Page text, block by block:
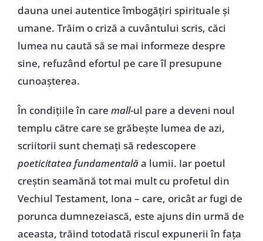
dauna unei autentice îmbogățiri spirituale și
umane. Trăim o criză a cuvântului scris, căci
lumea nu caută să se mai informeze despre
sine, refuzând efortul pe care îl presupune
cunoașterea.
În condițiile în care mall-ul pare a deveni noul
templu către care se grăbește lumea de azi,
scriitorii sunt chemați să redescopere
poeticitatea fundamentalăa lumii. Iar poetul
creștin seamănă tot mai mult cu profetul din
Vechiul Testament, Iona – care, oricât ar fugi de
porunca dumnezeiască, este ajuns din urmă de
aceasta, trăind totodată riscul expunerii în fața